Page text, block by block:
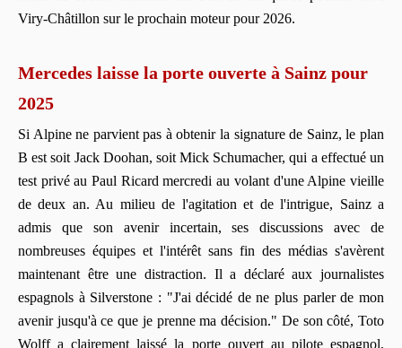
Viry-Châtillon sur le prochain moteur pour 2026.
Mercedes laisse la porte ouverte à Sainz pour
2025
Si Alpine ne parvient pas à obtenir la signature de Sainz, le plan
B est soit Jack Doohan, soit Mick Schumacher, qui a effectué un
test privé au Paul Ricard mercredi au volant d'une Alpine vieille
de deux an. Au milieu de l'agitation et de l'intrigue, Sainz a
admis que son avenir incertain, ses discussions avec de
nombreuses équipes et l'intérêt sans fin des médias s'avèrent
maintenant être une distraction. Il a déclaré aux journalistes
espagnols à Silverstone : "J'ai décidé de ne plus parler de mon
avenir jusqu'à ce que je prenne ma décision." De son côté, Toto
Wolff a clairement laissé la porte ouvert au pilote espagnol,